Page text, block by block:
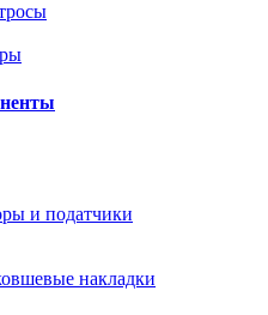
и податчики
накладки